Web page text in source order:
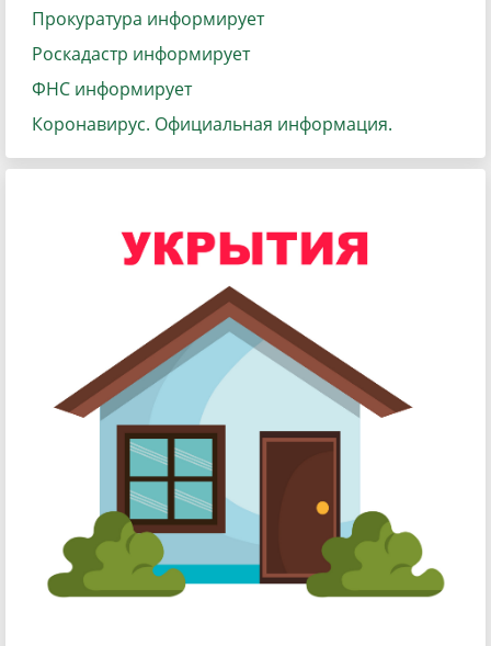
Прокуратура информирует
Роскадастр информирует
ФНС информирует
Коронавирус. Официальная информация.